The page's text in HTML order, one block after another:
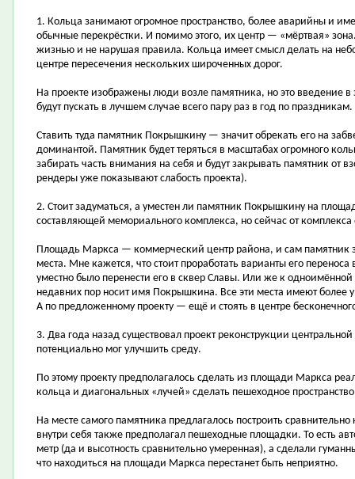
1. Кольца занимают огромное пространство, более аварийны и
обычные перекрёстки. И помимо этого, их центр — «мёртвая»
жизнью и не нарушая правила. Кольца имеет смысл делать на
центре пересечения нескольких широченных дорог.
На проекте изображены люди возле памятника, но это введение
будут пускать в лучшем случае всего пару раз в год по праздникам.
Ставить туда памятник Покрышкину — значит обрекать его на
доминантой. Памятник будет теряться в масштабах огромного
забирать часть внимания на себя и будут закрывать памятник от
рендеры уже показывают слабость проекта).
2. Стоит задуматься, а уместен ли памятник Покрышкину на
составляющей мемориального комплекса, но сейчас от
Площадь Маркса — коммерческий центр района, и сам памятник
места. Мне кажется, что стоит проработать варианты его
уместно было перенести его в сквер Славы. Или же к
недавних пор носит имя Покрышкина. Все эти места имеют более
А по предложенному проекту — ещё и стоять в центре
3. Два года назад существовал проект реконструкции
потенциально мог улучшить среду.
По этому проекту предполагалось сделать из площади Маркса
кольца и диагональных «лучей» сделать пешеходное
На месте самого памятника предлагалось построить
внутри себя также предполагал пешеходные площадки. То есть
метр (да и высотность сравнительно умеренная), а сделали
что находиться на площади Маркса перестанет быть неприятно.